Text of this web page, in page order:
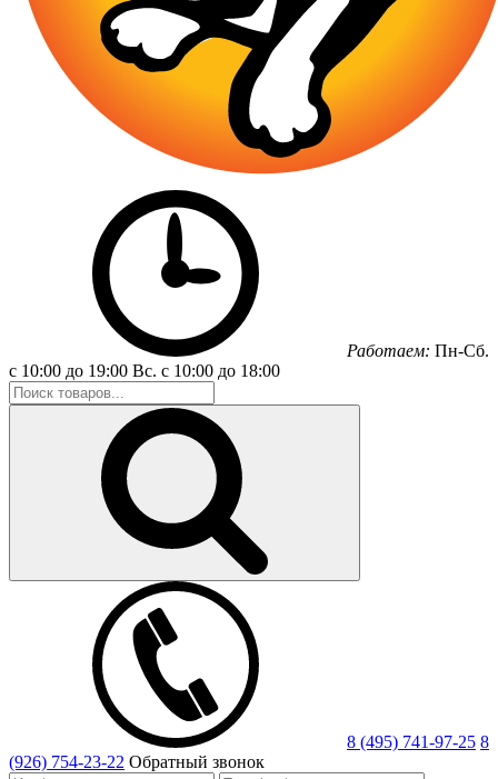
Работаем: Пн-Сб.
с 10:00 до 19:00 Вс. с 10:00 до 18:00
8 (495) 741-97-25 8
(926) 754-23-22 Обратный звонок